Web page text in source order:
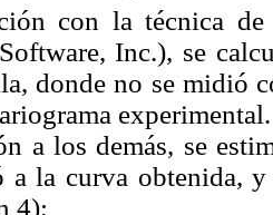
con la técnica
Inc.), se
donde no se midió
a los demás, se
a la curva obtenida,
4);